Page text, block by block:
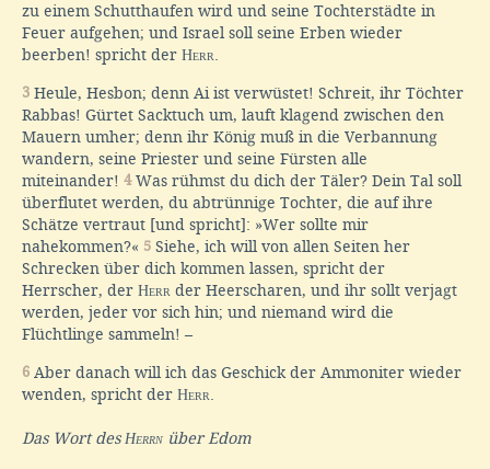
zu einem Schutthaufen wird und seine Tochterstädte in
Feuer aufgehen; und Israel soll seine Erben wieder
beerben! spricht der Herr
3 Heule, Hesbon; denn Ai ist verwüstet! Schreit, ihr Töchter
Rabbas! Gürtet Sacktuch um, lauft klagend zwischen den
Mauern umher; denn ihr König muß in die Verbannung
wandern, seine Priester und seine Fürsten alle
miteinander! 4Was rühmst du dich der Täler? Dein Tal soll
überflutet werden, du abtrünnige Tochter, die auf ihre
Schätze vertraut [und spricht]: »Wer sollte mir
nahekommen?« 5 Siehe, ich will von allen Seiten her
Schrecken über dich kommen lassen, spricht der
Herrscher, der Herr der Heerscharen, und ihr sollt verjagt
werden, jeder vor sich hin; und niemand wird die
Flüchtlinge sammeln! –
6 Aber danach will ich das Geschick der Ammoniter wieder
wenden, spricht der Herr
Das Wort des Herrn über Edom